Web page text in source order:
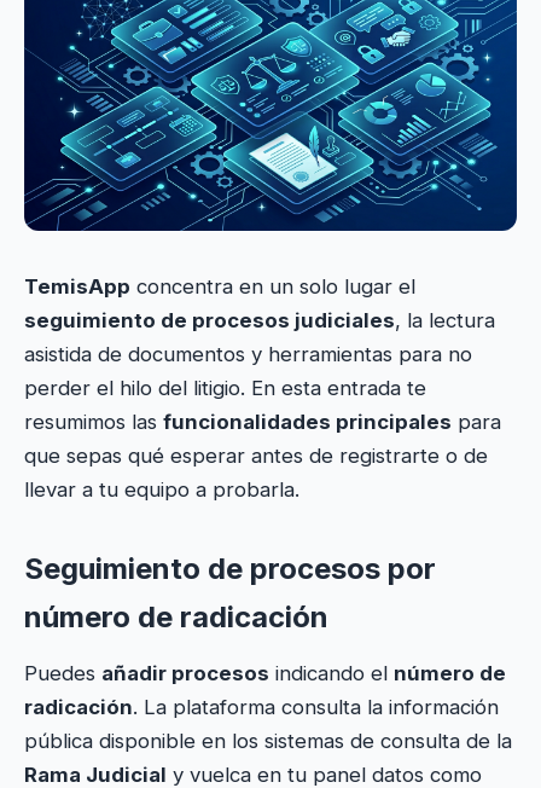
TemisApp concentra en un solo lugar el
seguimiento de procesos judiciales, la lectura
asistida de documentos y herramientas para no
perder el hilo del litigio. En esta entrada te
resumimos las funcionalidades principales para
que sepas qué esperar antes de registrarte o de
llevar a tu equipo a probarla.
Seguimiento de procesos por
número de radicación
Puedes añadir procesos indicando el número de
radicación. La plataforma consulta la información
pública disponible en los sistemas de consulta de la
Rama Judicial y vuelca en tu panel datos como